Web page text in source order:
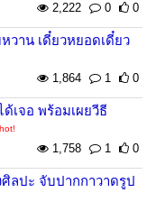
2,222 0 0
วาน เดี๋ยวหยอดเดี๋ยว
1,864 1 0
เจอ พร้อมเผยวีธี
hot!
1,758 1 0
ลปะ จับปากกาวาดรูป